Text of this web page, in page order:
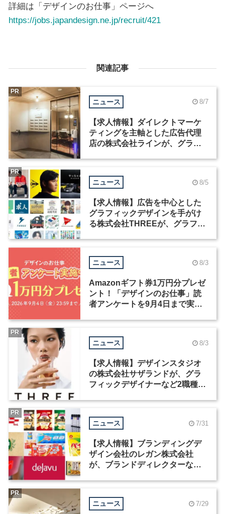
詳細は「デザインのお仕事」ページへ
https://jobs.japandesign.ne.jp/recruit/421
関連記事
ニュース 8/7
【求人情報】ダイレクトマーケ
ティングを主軸とした広告代理
店の株式会社ラインが、グラフ
PR
ニュース 8/5
【求人情報】広告を中心とした
グラフィックデザインを手がけ
る株式会社THREEが、グラフィ
PR
ニュース 8/3
Amazonギフト券1万円分プレゼ
ント！「デザインのお仕事」読
者アンケートを9月4日まで実施
ニュース 8/3
【求人情報】デザインスタジオ
の株式会社サザランドが、グラ
フィックデザイナーなど2職種を
PR
ニュース 7/31
【求人情報】ブランディングデ
ザイン会社のレガン株式会社
が、ブランドディレクターなど3
PR
ニュース 7/29
PR